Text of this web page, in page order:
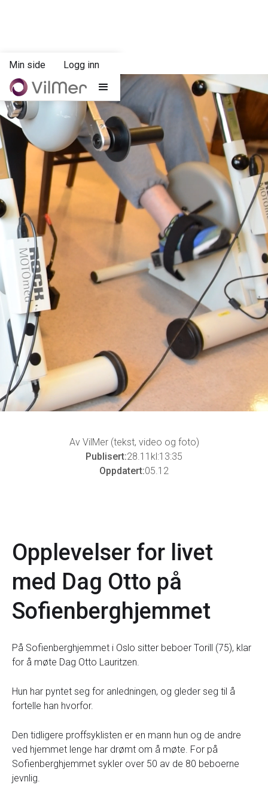
Min side Logg inn
Av VilMer (tekst, video og foto)
Publisert:28.11 kl:13:35
Oppdatert:05.12
Opplevelser for livet
med Dag Otto på
Sofienberghjemmet
På Sofienberghjemmet i Oslo sitter beboer Torill (75), klar
for å møte Dag Otto Lauritzen.
Hun har pyntet seg for anledningen, og gleder seg til å
fortelle han hvorfor.
Den tidligere proffsyklisten er en mann hun og de andre
ved hjemmet lenge har drømt om å møte. For på
Sofienberghjemmet sykler over 50 av de 80 beboerne
jevnlig.